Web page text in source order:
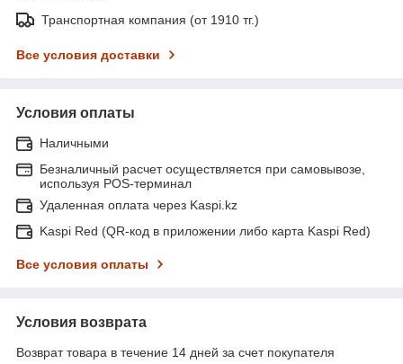
Транспортная компания (от 1910 тг.)
Все условия доставки
Условия оплаты
Наличными
Безналичный расчет осуществляется при самовывозе,
используя POS-терминал
Удаленная оплата через Kaspi.kz
Kaspi Red (QR-код в приложении либо карта Kaspi Red)
Все условия оплаты
Условия возврата
Возврат товара в течение 14 дней за счет покупателя